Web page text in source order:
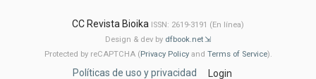
CC Revista Bioika ISSN: 2619-3191 (En línea)
Design & dev by dfbook.net
Protected by reCAPTCHA (Privacy Policyand Terms of Service).
Políticas de uso y privacidad Login